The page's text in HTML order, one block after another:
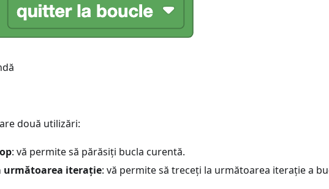
două utilizări:
: vă permite să părăsiți bucla curentă.
următoarea iterație: vă permite să treceți la următoarea iterație a